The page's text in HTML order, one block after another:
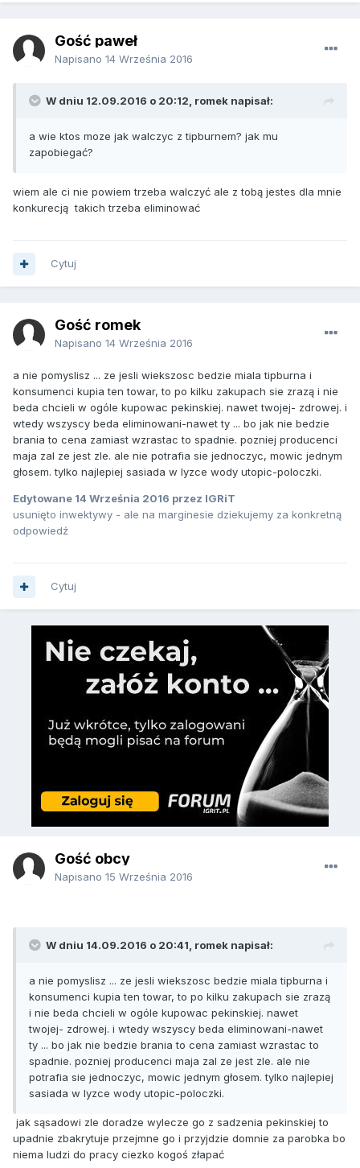
Gość paweł
Napisano 14 Września 2016
W dniu 12.09.2016 o 20:12, romek napisał:
a wie ktos moze jak walczyc z tipburnem? jak mu
zapobiegać?
wiem ale ci nie powiem trzeba walczyć ale z tobą jestes dla mnie
konkurecją takich trzeba eliminować
Cytuj
Gość romek
Napisano 14 Września 2016
a nie pomyslisz ... ze jesli wiekszosc bedzie miala tipburna i
konsumenci kupia ten towar, to po kilku zakupach sie zrazą i nie
beda chcieli w ogóle kupowac pekinskiej. nawet twojej- zdrowej. i
wtedy wszyscy beda eliminowani-nawet ty ... bo jak nie bedzie
brania to cena zamiast wzrastac to spadnie. pozniej producenci
maja zal ze jest zle. ale nie potrafia sie jednoczyc, mowic jednym
głosem. tylko najlepiej sasiada w lyzce wody utopic-poloczki.
Edytowane 14 Września 2016 przez IGRiT
usunięto inwektywy - ale na marginesie dziekujemy za konkretną
odpowiedź
Cytuj
Gość obcy
Napisano 15 Września 2016
W dniu 14.09.2016 o 20:41, romek napisał:
a nie pomyslisz ... ze jesli wiekszosc bedzie miala tipburna i
konsumenci kupia ten towar, to po kilku zakupach sie zrazą
i nie beda chcieli w ogóle kupowac pekinskiej. nawet
twojej- zdrowej. i wtedy wszyscy beda eliminowani-nawet
ty ... bo jak nie bedzie brania to cena zamiast wzrastac to
spadnie. pozniej producenci maja zal ze jest zle. ale nie
potrafia sie jednoczyc, mowic jednym głosem. tylko najlepiej
sasiada w lyzce wody utopic-poloczki.
jak sąsadowi zle doradze wylecze go z sadzenia pekinskiej to
upadnie zbakrytuje przejmne go i przyjdzie domnie za parobka bo
niema ludzi do pracy ciezko kogoś złapać